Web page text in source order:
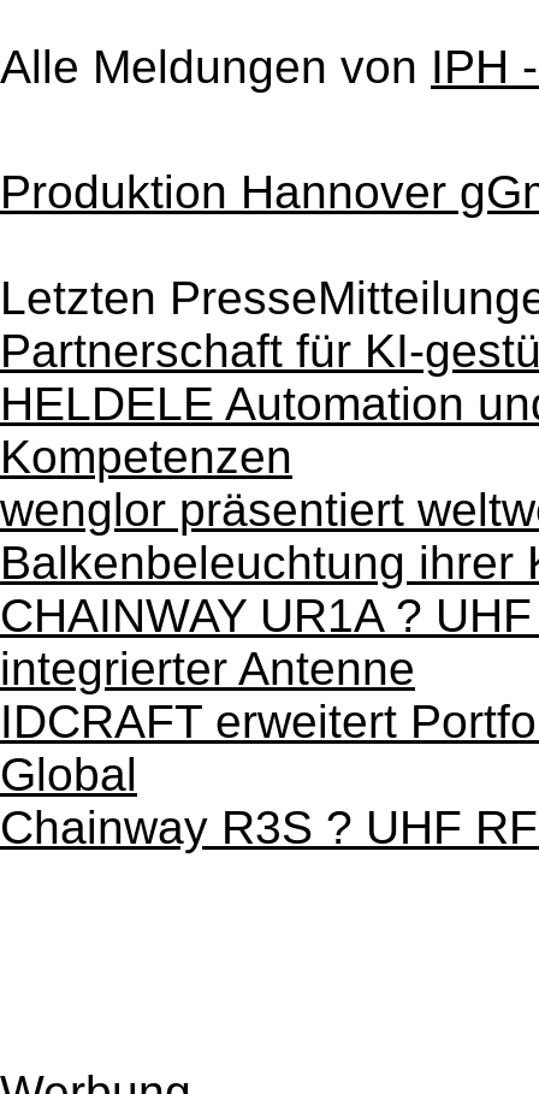
Alle Meldungen von IPH
Produktion Hannover
Letzten
Partnerschaft für KI-
HELDELE Automation
Kompetenzen
wenglor präsentiert
Balkenbeleuchtung ihrer
CHAINWAY UR1A ?
integrierter Antenne
IDCRAFT erweitert
Global
Chainway R3S ? UHF